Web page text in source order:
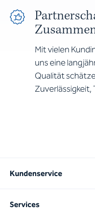
Mit vielen
uns eine
Qualität
Zuverlässigkeit,
Kundenservice
Services